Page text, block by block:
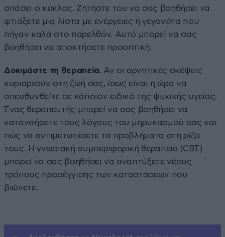
σπάσει ο κύκλος. Ζητήστε του να σας βοηθήσει να
φτιάξετε μια λίστα με ενέργειες ή γεγονότα που
πήγαν καλά στο παρελθόν. Αυτό μπορεί να σας
βοηθήσει να αποκτήσετε προοπτική.
Δοκιμάστε τη θεραπεία. Αν οι αρνητικές σκέψεις
κυριαρχούν στη ζωή σας, ίσως είναι η ώρα να
απευθυνθείτε σε κάποιον ειδικό της ψυχικής υγείας.
Ένας θεραπευτής μπορεί να σας βοηθήσει να
κατανοήσετε τους λόγους του μηρυκασμού σας και
πώς να αντιμετωπίσετε τα προβλήματα στη ρίζα
τους. Η γνωσιακή συμπεριφορική θεραπεία (CBT)
μπορεί να σας βοηθήσει να αναπτύξετε νέους
τρόπους προσέγγισης των καταστάσεων που
βιώνετε.